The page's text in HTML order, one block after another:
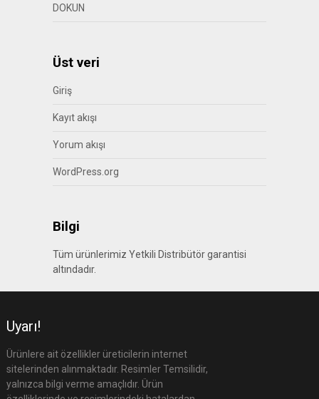
DOKUN
Üst veri
Giriş
Kayıt akışı
Yorum akışı
WordPress.org
Bilgi
Tüm ürünlerimiz Yetkili Distribütör garantisi
altındadır.
Uyarı!
Ürünlere ait özellikler üreticilerin internet
sitelerinden alınmaktadır. Resimler Temsilidir,
yalnızca bilgi verme amaçlıdır. Ürün